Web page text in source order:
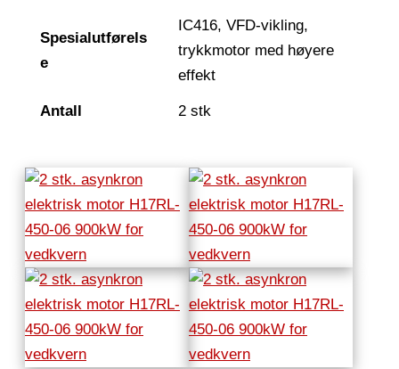
Spesialutførels
e
IC416, VFD-vikling,
trykkmotor med høyere
effekt
Antall 2 stk